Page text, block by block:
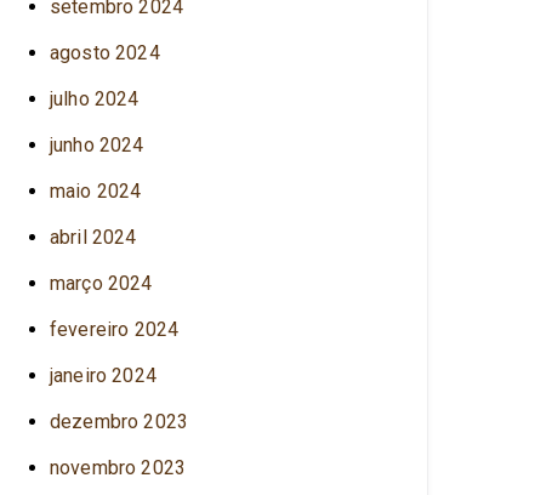
setembro 2024
agosto 2024
julho 2024
junho 2024
maio 2024
abril 2024
março 2024
fevereiro 2024
janeiro 2024
dezembro 2023
novembro 2023